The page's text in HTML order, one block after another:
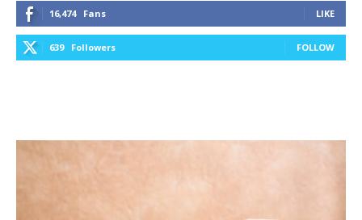
16,474 Fans LIKE
639 Followers FOLLOW